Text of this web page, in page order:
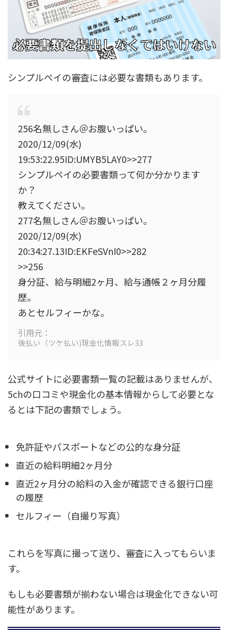
シンプルペイの審査には必要な書類もあります。
256名無しさん＠お腹いっぱい。
2020/12/09(水)
19:53:22.95ID:UMYB5LAY0>>277
シンプルペイの必要書類って何か分かります
か？
教えてください。
277名無しさん＠お腹いっぱい。
2020/12/09(水)
20:34:27.13ID:EKFeSVnI0>>282
>>256
身分証、給与明細2ヶ月、給与通帳２ヶ月分履
歴。
あとセルフィーかな。
引用元：
後払い（ツケ払い)現金化情報スレ33
公式サイトに必要書類一覧の記載はありませんが、
5chの口コミや現金化の基本情報からして必要とな
るとは下記の書類でしょう。
免許証やパスポートなどの公的な身分証
直近の給料明細2ヶ月分
直近2ヶ月分の給料の入金が確認できる銀行口座
の履歴
セルフィー（自撮り写真）
これらを写真に撮って送り、審査に入ってもらいま
す。
もしも必要書類が揃わない場合は現金化できない可
能性があります。